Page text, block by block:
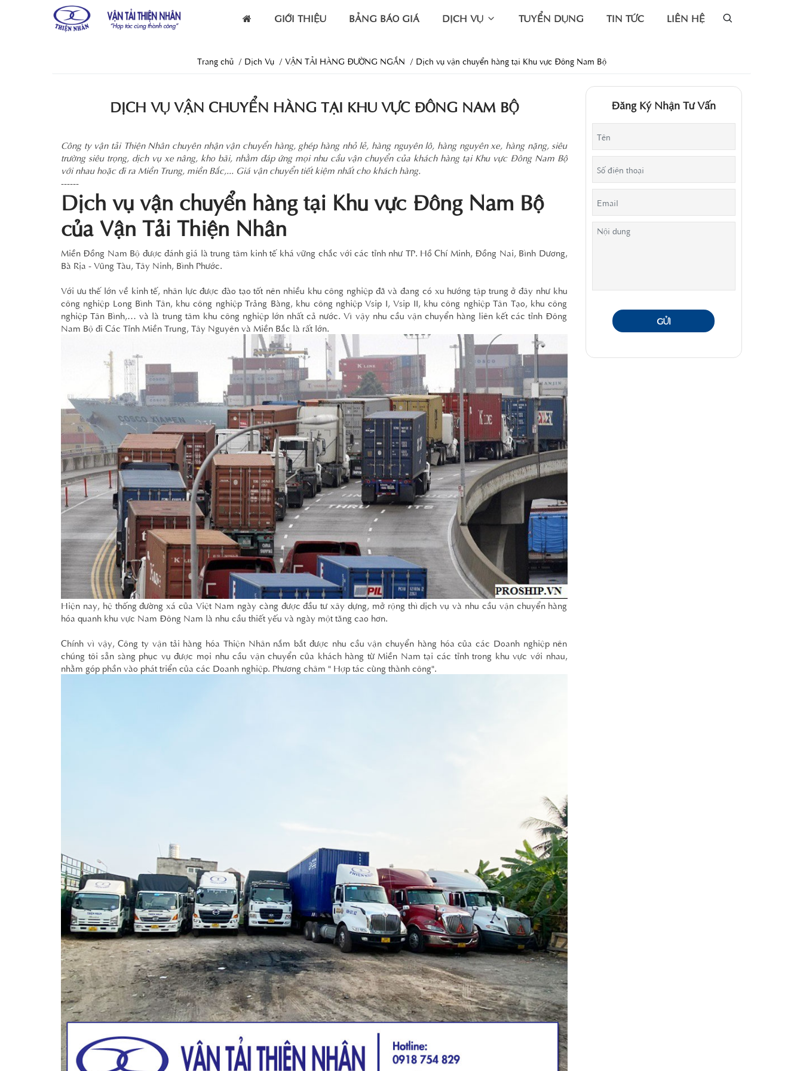
GIỚI THIỆU BẢNG BÁO GIÁ DỊCH VỤ TUYỂN DỤNG TIN TỨC LIÊN HỆ
Trang chủ Dịch Vụ VẬN TẢI HÀNG ĐƯỜNG NGẮN Dịch vụ vận chuyển hàng tại Khu vực Đông Nam Bộ
DỊCH VỤ VẬN CHUYỂN HÀNG TẠI KHU VỰC ĐÔNG NAM BỘ
Công ty vận tải Thiện Nhân chuyên nhận vận chuyển hàng, ghép hàng nhỏ lẻ, hàng nguyên lô, hàng nguyên xe, hàng nặng, siêu
trường siêu trọng, dịch vụ xe nâng, kho bãi, nhằm đáp ứng mọi nhu cầu vận chuyển của khách hàng tại Khu vực Đông Nam Bộ
với nhau hoặc đi ra Miền Trung, miền Bắc,... Giá vận chuyển tiết kiệm nhất cho khách hàng.
------
Dịch vụ vận chuyển hàng tại Khu vực Đông Nam Bộ
của Vận Tải Thiện Nhân
Miền Đồng Nam Bộ được đánh giá là trung tâm kinh tế khá vững chắc với các tỉnh như TP. Hồ Chí Minh, Đồng Nai, Bình Dương,
Bà Rịa - Vũng Tàu, Tây Ninh, Bình Phước.
Với ưu thế lớn về kinh tế, nhân lực được đào tạo tốt nên nhiều khu công nghiệp đã và đang có xu hướng tập trung ở đây như khu
công nghiệp Long Bình Tân, khu công nghiệp Trảng Bàng, khu công nghiệp Vsip I, Vsip II, khu công nghiệp Tân Tạo, khu công
nghiệp Tân Bình,… và là trung tâm khu công nghiệp lớn nhất cả nước. Vì vậy nhu cầu vận chuyển hàng liên kết các tỉnh Đông
Nam Bộ đi Các Tỉnh Miền Trung, Tây Nguyên và Miền Bắc là rất lớn.
Hiện nay, hệ thống đường xá của Việt Nam ngày càng được đầu tư xây dựng, mở rộng thì dịch vụ và nhu cầu vận chuyển hàng
hóa quanh khu vực Nam Đông Nam là nhu cầu thiết yếu và ngày một tăng cao hơn.
Chính vì vậy, Công ty vận tải hàng hóa Thiện Nhân nắm bắt được nhu cầu vận chuyển hàng hóa của các Doanh nghiệp nên
chúng tôi sẵn sàng phục vụ được mọi nhu cầu vận chuyển của khách hàng từ Miền Nam tại các tỉnh trong khu vực với nhau,
nhằm góp phần vào phát triển của các Doanh nghiệp. Phương châm " Hợp tác cùng thành công".
Đăng Ký Nhận Tư Vấn
GỬI